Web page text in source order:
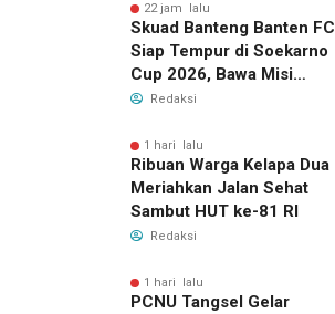
22 jam lalu
Skuad Banteng Banten FC
Siap Tempur di Soekarno
Cup 2026, Bawa Misi
Harumkan Nama Banten
Redaksi
1 hari lalu
Ribuan Warga Kelapa Dua
Meriahkan Jalan Sehat
Sambut HUT ke-81 RI
Redaksi
1 hari lalu
PCNU Tangsel Gelar